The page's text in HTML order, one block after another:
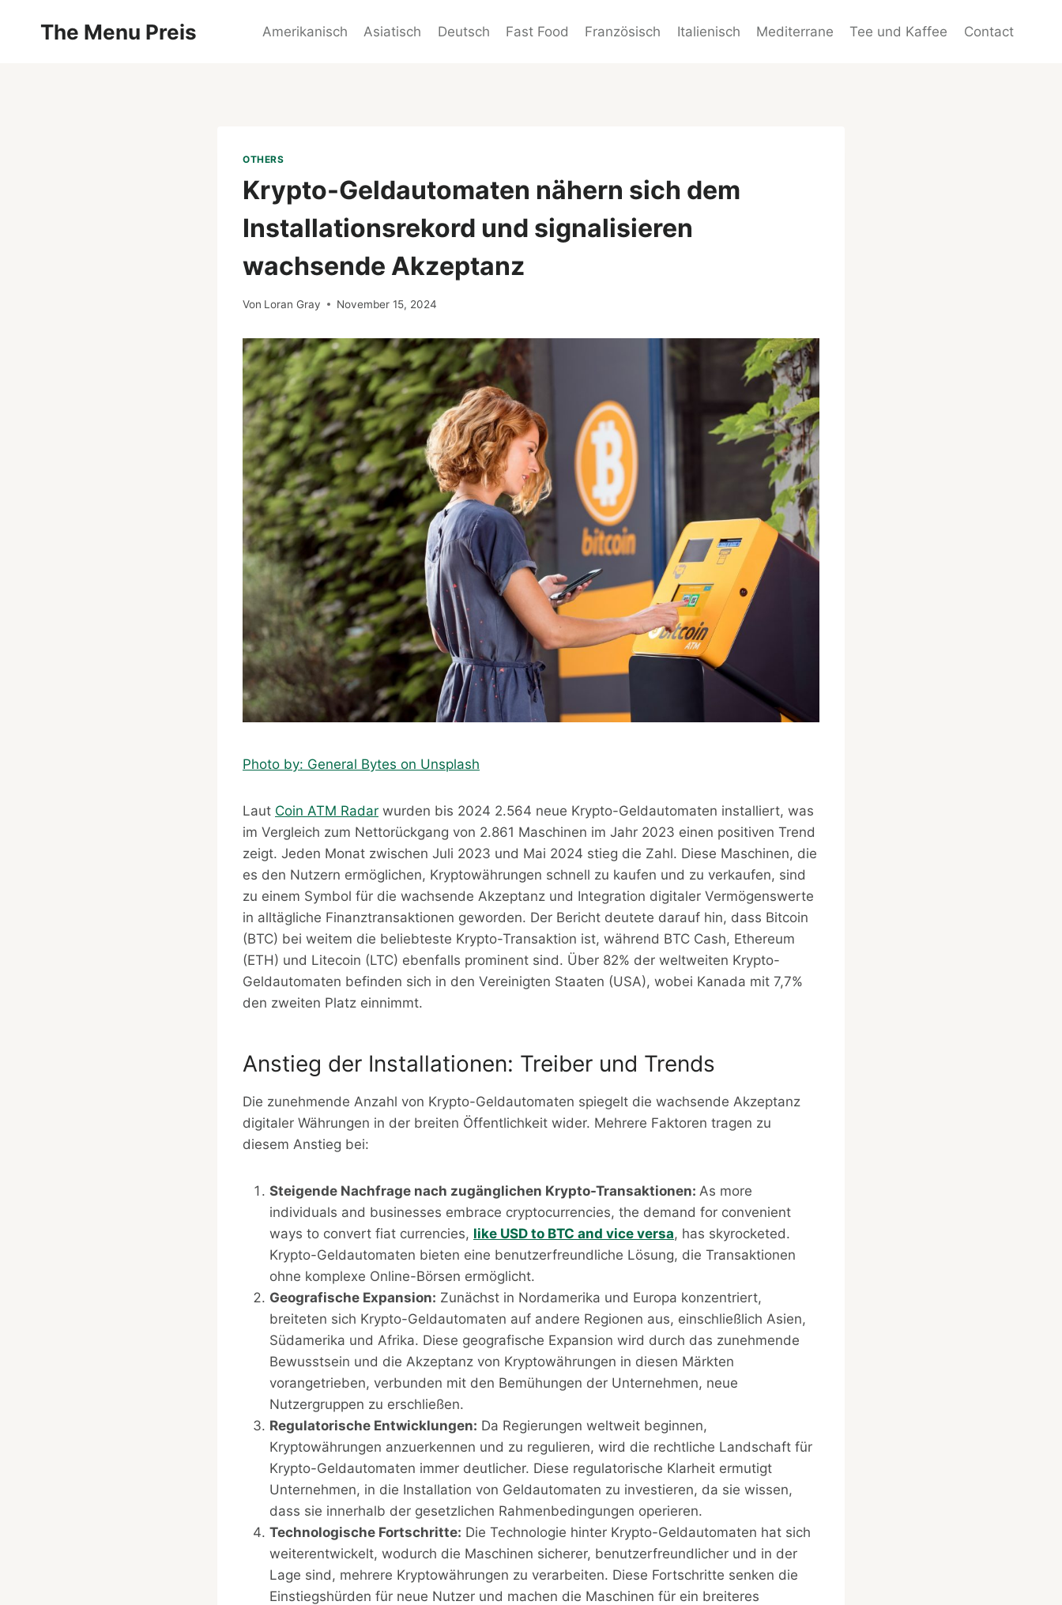
The Menu Preis Amerikanisch Asiatisch Deutsch Fast Food Französisch Italienisch Mediterrane Tee und Kaffee Contact
OTHERS
Krypto-Geldautomaten nähern sich dem
Installationsrekord und signalisieren
wachsende Akzeptanz
Von Loran Gray November 15, 2024
Photo by: General Bytes on Unsplash
Laut Coin ATM Radar wurden bis 2024 2.564 neue Krypto-Geldautomaten installiert, was
im Vergleich zum Nettorückgang von 2.861 Maschinen im Jahr 2023 einen positiven Trend
zeigt. Jeden Monat zwischen Juli 2023 und Mai 2024 stieg die Zahl. Diese Maschinen, die
es den Nutzern ermöglichen, Kryptowährungen schnell zu kaufen und zu verkaufen, sind
zu einem Symbol für die wachsende Akzeptanz und Integration digitaler Vermögenswerte
in alltägliche Finanztransaktionen geworden. Der Bericht deutete darauf hin, dass Bitcoin
(BTC) bei weitem die beliebteste Krypto-Transaktion ist, während BTC Cash, Ethereum
(ETH) und Litecoin (LTC) ebenfalls prominent sind. Über 82% der weltweiten Krypto-
Geldautomaten befinden sich in den Vereinigten Staaten (USA), wobei Kanada mit 7,7%
den zweiten Platz einnimmt.
Anstieg der Installationen: Treiber und Trends
Die zunehmende Anzahl von Krypto-Geldautomaten spiegelt die wachsende Akzeptanz
digitaler Währungen in der breiten Öffentlichkeit wider. Mehrere Faktoren tragen zu
diesem Anstieg bei:
Steigende Nachfrage nach zugänglichen Krypto-Transaktionen: As more
individuals and businesses embrace cryptocurrencies, the demand for convenient
ways to convert fiat currencies, like USD to BTC and vice versa, has skyrocketed.
Krypto-Geldautomaten bieten eine benutzerfreundliche Lösung, die Transaktionen
ohne komplexe Online-Börsen ermöglicht.
Geografische Expansion: Zunächst in Nordamerika und Europa konzentriert,
breiteten sich Krypto-Geldautomaten auf andere Regionen aus, einschließlich Asien,
Südamerika und Afrika. Diese geografische Expansion wird durch das zunehmende
Bewusstsein und die Akzeptanz von Kryptowährungen in diesen Märkten
vorangetrieben, verbunden mit den Bemühungen der Unternehmen, neue
Nutzergruppen zu erschließen.
Regulatorische Entwicklungen: Da Regierungen weltweit beginnen,
Kryptowährungen anzuerkennen und zu regulieren, wird die rechtliche Landschaft für
Krypto-Geldautomaten immer deutlicher. Diese regulatorische Klarheit ermutigt
Unternehmen, in die Installation von Geldautomaten zu investieren, da sie wissen,
dass sie innerhalb der gesetzlichen Rahmenbedingungen operieren.
Technologische Fortschritte: Die Technologie hinter Krypto-Geldautomaten hat sich
weiterentwickelt, wodurch die Maschinen sicherer, benutzerfreundlicher und in der
Lage sind, mehrere Kryptowährungen zu verarbeiten. Diese Fortschritte senken die
Einstiegshürden für neue Nutzer und machen die Maschinen für ein breiteres